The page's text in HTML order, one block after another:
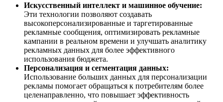
Искусственный интеллект и машинное обучение:
Эти технологии позволяют создавать
высокоперсонализированные и таргетированные
рекламные сообщения, оптимизировать рекламные
кампании в реальном времени и улучшать аналитику
рекламных данных для более эффективного
использования бюджета.
Персонализация и сегментация данных:
Использование больших данных для персонализации
рекламы помогает обращаться к потребителям более
целенаправленно, что повышает эффективность